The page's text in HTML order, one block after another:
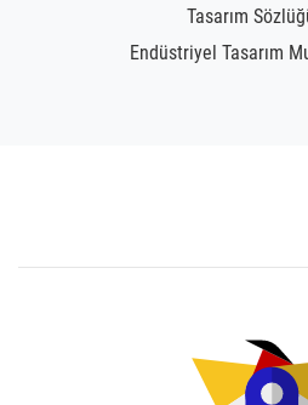
Tasarım
Endüstriyel Tasarım